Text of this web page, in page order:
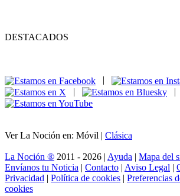
DESTACADOS
|
|
Ver La Noción en: Móvil | Clásica
La Noción ® 2011 - 2026 | Ayuda | Mapa del
Envíanos tu Noticia | Contacto | Aviso Legal |
Privacidad | Política de cookies | Preferencias
cookies